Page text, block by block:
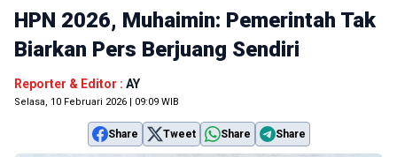
HPN 2026, Muhaimin: Pemerintah Tak
Biarkan Pers Berjuang Sendiri
Reporter & Editor : AY
Selasa, 10 Februari 2026 | 09:09 WIB
Share Tweet Share Share